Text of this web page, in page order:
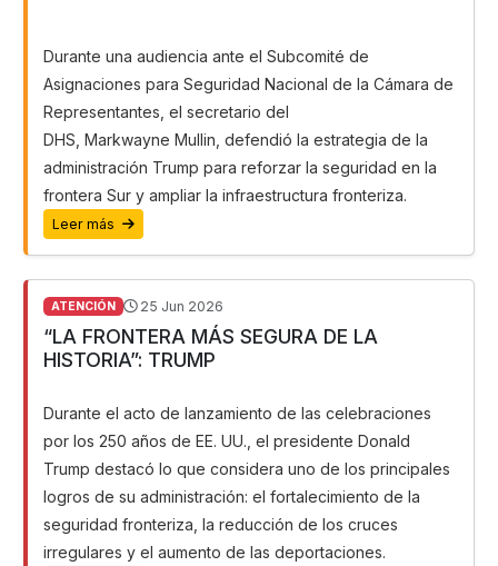
Durante una audiencia ante el Subcomité de
Asignaciones para Seguridad Nacional de la Cámara de
Representantes, el secretario del
DHS, Markwayne Mullin defendió la estrategia de la
administración Trump para reforzar la seguridad en la
frontera Sur y ampliar la infraestructura fronteriza.
Leer más
ATENCIÓN 25 Jun 2026
“LA FRONTERA MÁS SEGURA DE LA
HISTORIA”: TRUMP
Durante el acto de lanzamiento de las celebraciones
por los 250 años de EE. UU. , el presidente Donald
Trump destacó lo que considera uno de los principales
logros de su administración: el fortalecimiento de la
seguridad fronteriza, la reducción de los cruces
irregulares y el aumento de las deportaciones.